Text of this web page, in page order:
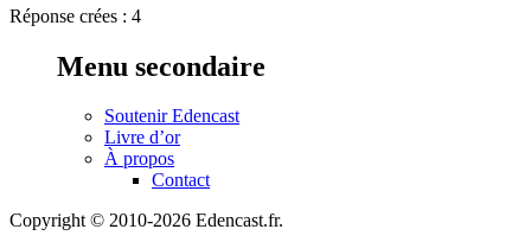
Réponse crées : 4
Menu secondaire
Soutenir Edencast
Livre d’or
À propos
Contact
Copyright © 2010-2026 Edencast.fr.